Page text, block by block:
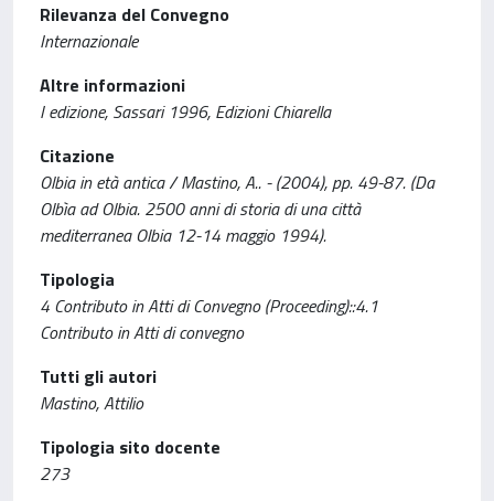
Rilevanza del Convegno
Internazionale
Altre informazioni
I edizione, Sassari 1996, Edizioni Chiarella
Citazione
Olbia in età antica / Mastino, A.. - (2004), pp. 49-87. (Da
Olbìa ad Olbia. 2500 anni di storia di una città
mediterranea Olbia 12-14 maggio 1994).
Tipologia
4 Contributo in Atti di Convegno (Proceeding)::4.1
Contributo in Atti di convegno
Tutti gli autori
Mastino, Attilio
Tipologia sito docente
273